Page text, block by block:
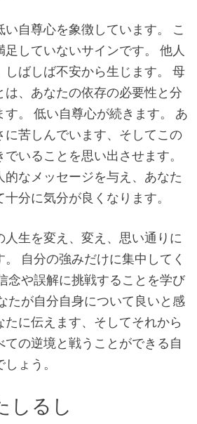
い自尊心を象徴しています。 こ
していないサインです。 他人
しばしば不安から生じます。 母
、あなたの依存の必要性と分
。 低い自尊心が続きます。 あ
に苦しんでいます、そしてこの
いることを思い出させます。
的なメッセージを与え、あなた
分に気分が良くなります。
人生を変え、変え、思い通りに
自分の強みだけに集中してく
念や誤解に挑戦することを学び
たが自分自身について良いと感
たに伝えます、そしてそれから
の逆境と戦うことができる自
ょう。
しるし